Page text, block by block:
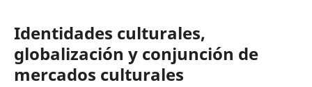
Identidades culturales,
globalización y conjunción de
mercados culturales